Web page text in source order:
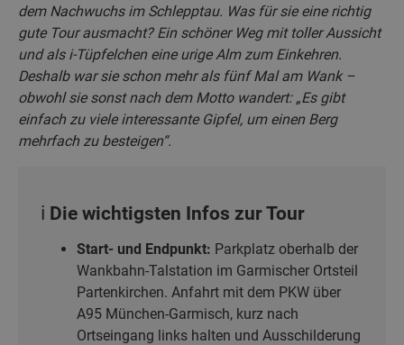
dem Nachwuchs im Schlepptau. Was für sie eine richtig
gute Tour ausmacht? Ein schöner Weg mit toller Aussicht
und als i-Tüpfelchen eine urige Alm zum Einkehren.
Deshalb war sie schon mehr als fünf Mal am Wank –
obwohl sie sonst nach dem Motto wandert: „Es gibt
einfach zu viele interessante Gipfel, um einen Berg
mehrfach zu besteigen“.
ℹ️ Die wichtigsten Infos zur Tour
Start- und Endpunkt: Parkplatz oberhalb der
Wankbahn-Talstation im Garmischer Ortsteil
Partenkirchen. Anfahrt mit dem PKW über
A95 München-Garmisch, kurz nach
Ortseingang links halten und Ausschilderung